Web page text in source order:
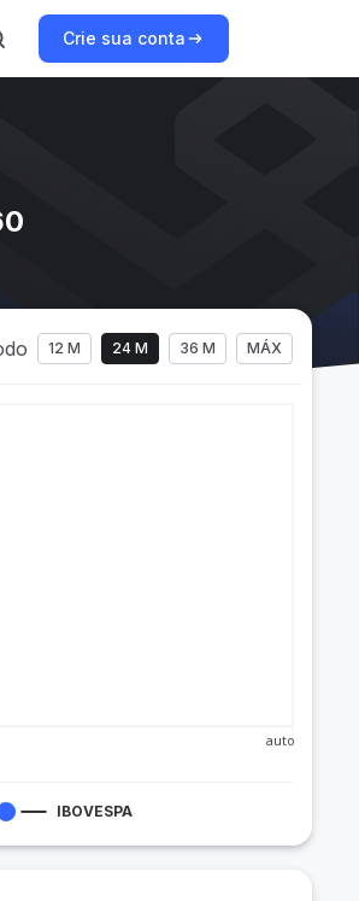
Crie sua conta
12 M 24 M 36 M MÁX
auto
IBOVESPA